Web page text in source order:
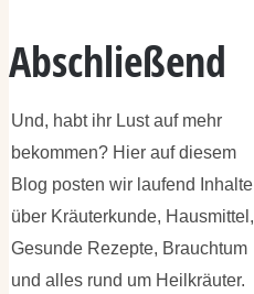
Abschließend
Und, habt ihr Lust auf mehr
bekommen? Hier auf diesem
Blog posten wir laufend Inhalte
über Kräuterkunde, Hausmittel,
Gesunde Rezepte, Brauchtum
und alles rund um Heilkräuter.